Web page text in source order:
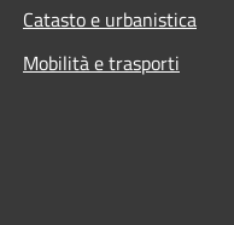
Catasto e urbanistica
Mobilità e trasporti